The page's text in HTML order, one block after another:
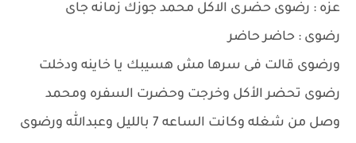
عزه : رضوى حضرى الاكل محمد جوزك زمانه جاى
رضوى : حاضر حاضر
ورضوى قالت فى سرها مش هسيبك يا خاينه ودخلت
رضوى تحضر الأكل وخرجت وحضرت السفره ومحمد
وصل من شغله وكانت الساعه 7 بالليل وعبدالله ورضوى